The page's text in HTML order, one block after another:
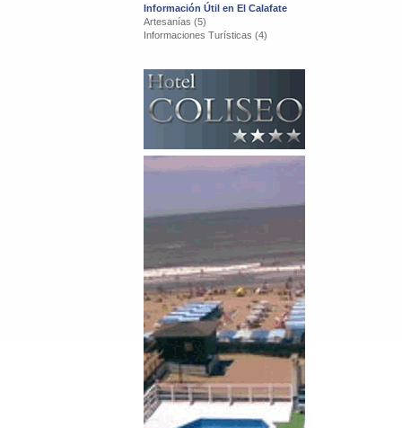
Información Útil en El Calafate
Artesanías (5)
Informaciones Turísticas (4)